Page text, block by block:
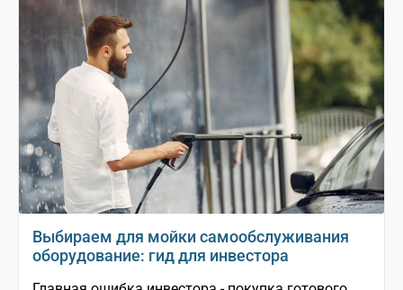
Выбираем для мойки самообслуживания
оборудование: гид для инвестора